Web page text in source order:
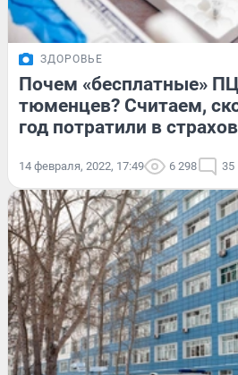
ЗДОРОВЬЕ
Почем «бесплатные»
тюменцев? Считаем,
год потратили в
14 февраля, 2022, 17:49 6 298 35